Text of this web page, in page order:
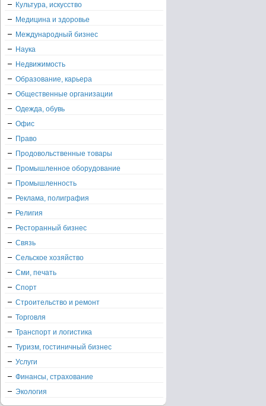
Культура, искусство
Медицина и здоровье
Международный бизнес
Наука
Недвижимость
Образование, карьера
Общественные организации
Одежда, обувь
Офис
Право
Продовольственные товары
Промышленное оборудование
Промышленность
Реклама, полиграфия
Религия
Ресторанный бизнес
Связь
Сельское хозяйство
Сми, печать
Спорт
Строительство и ремонт
Торговля
Транспорт и логистика
Туризм, гостиничный бизнес
Услуги
Финансы, страхование
Экология